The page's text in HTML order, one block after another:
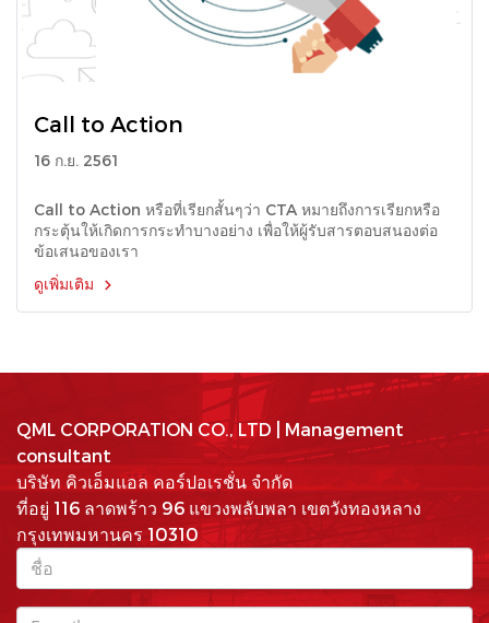
Call to Action
16 ก.ย. 2561
Call to Action หรือที่เรียกสั้นๆว่า CTA หมายถึงการเรียกหรือ
กระตุ้นให้เกิดการกระทำบางอย่าง เพื่อให้ผู้รับสารตอบสนองต่อ
ข้อเสนอของเรา
ดูเพิ่มเติม
QML CORPORATION CO., LTD | Management
consultant
บริษัท คิวเอ็มแอล คอร์ปอเรชั่น จำกัด
ที่อยู่ 116 ลาดพร้าว 96 แขวงพลับพลา เขตวังทองหลาง
กรุงเทพมหานคร 10310